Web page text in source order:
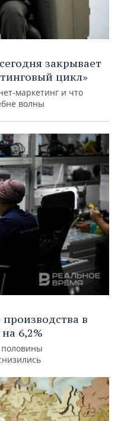
закрывает
цикл»
маркетинг и что
волны
в
6,2%
половины